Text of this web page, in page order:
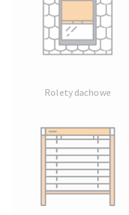
Rolety dachowe